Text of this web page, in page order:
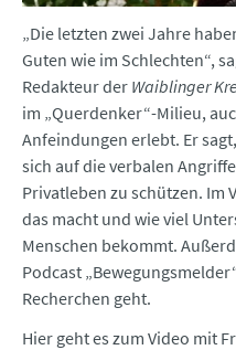
„Die letzten zwei Jahre
Guten wie im Schlechten“,
Redakteur der Waiblinger
im „Querdenker“-Milieu,
Anfeindungen erlebt. Er
sich auf die verbalen
Privatleben zu schützen. Im
das macht und wie viel
Menschen bekommt.
Podcast
Recherchen geht.
Hier geht es zum Video mit